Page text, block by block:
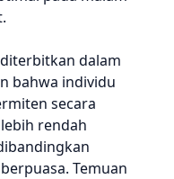
dalam
bahwa individu
secara
rendah
Temuan